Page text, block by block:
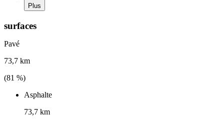
Plus
surfaces
Pavé
73,7 km
(81 %)
Asphalte
73,7 km